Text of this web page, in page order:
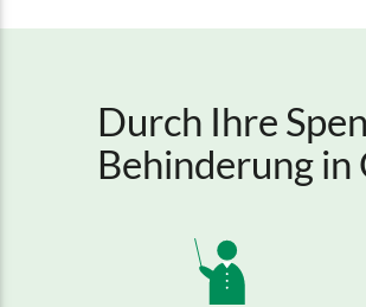
Durch Ihre
Behinderung in